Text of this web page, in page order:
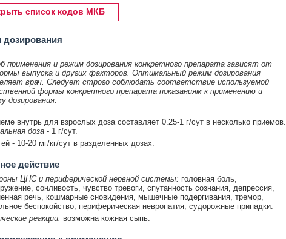
список кодов МКБ
применения и режим дозирования конкретного препарата зависят от
выпуска и других факторов. Оптимальный режим дозирования
врач. Следует строго соблюдать соответствие используемой
формы конкретного препарата показаниям к применению и
дозирования.
внутрь для взрослых доза составляет 0.25-1 г/сут в несколько приемов.
доза- 1 г/сут.
- 10-20 мг/кг/сут в разделенных дозах.
действие
ЦНС и периферической нервной системы: головная боль,
сонливость, чувство тревоги, спутанность сознания, депрессия,
речь, кошмарные сновидения, мышечные подергивания, тремор,
беспокойство, периферическая невропатия, судорожные припадки.
реакции: возможна кожная сыпь.